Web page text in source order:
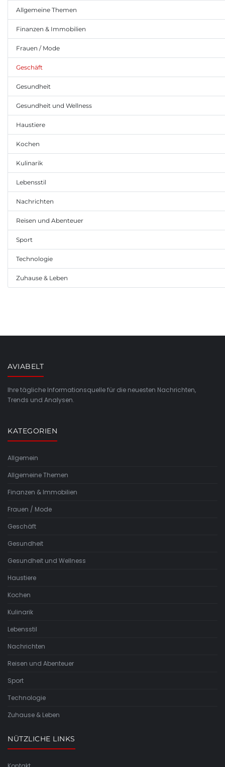
Allgemeine Themen
Finanzen & Immobilien
Frauen / Mode
Geschäft
Gesundheit
Gesundheit und Wellness
Haustiere
Kochen
Kulinarik
Lebensstil
Nachrichten
Reisen und Abenteuer
Sport
Technologie
Zuhause & Leben
AVIABELT
Ihre tägliche Informationsquelle für die neuesten Nachrichten,
Trends und Analysen.
KATEGORIEN
Allgemein
Allgemeine Themen
Finanzen & Immobilien
Frauen / Mode
Geschäft
Gesundheit
Gesundheit und Wellness
Haustiere
Kochen
Kulinarik
Lebensstil
Nachrichten
Reisen und Abenteuer
Sport
Technologie
Zuhause & Leben
NÜTZLICHE LINKS